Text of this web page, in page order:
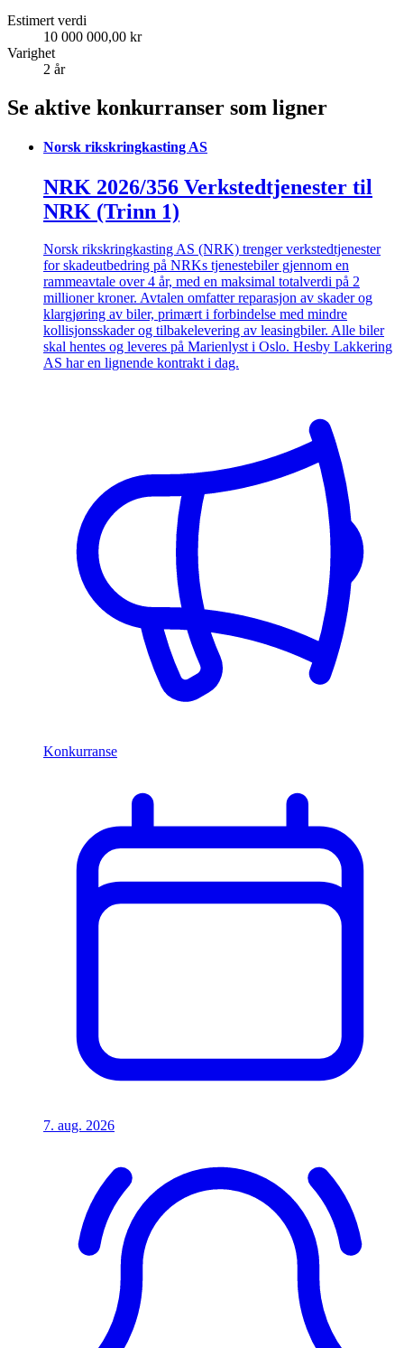
Estimert verdi
10 000 000,00 kr
Varighet
2 år
Se aktive konkurranser som ligner
Norsk rikskringkasting AS
NRK 2026/356 Verkstedtjenester til
NRK (Trinn 1)
Norsk rikskringkasting AS (NRK) trenger verkstedtjenester
for skadeutbedring på NRKs tjenestebiler gjennom en
rammeavtale over 4 år, med en maksimal totalverdi på 2
millioner kroner. Avtalen omfatter reparasjon av skader og
klargjøring av biler, primært i forbindelse med mindre
kollisjonsskader og tilbakelevering av leasingbiler. Alle biler
skal hentes og leveres på Marienlyst i Oslo. Hesby Lakkering
AS har en lignende kontrakt i dag.
Konkurranse
7. aug. 2026